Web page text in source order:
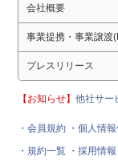
会社概要
事業提携・事業譲渡
プレスリリース
【お知らせ】他社サー
・会員規約 ・個人情
・規約一覧 ・採用情報